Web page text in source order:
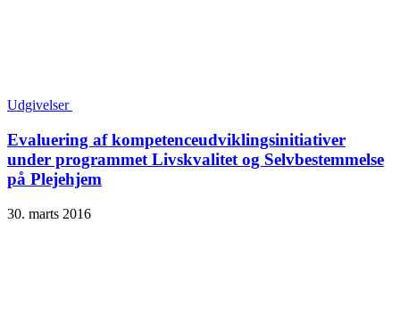
Udgivelser
Evaluering af kompetence­udviklings­initiativer
under programmet Livskvalitet og Selvbestemmelse
på Plejehjem
30. marts 2016